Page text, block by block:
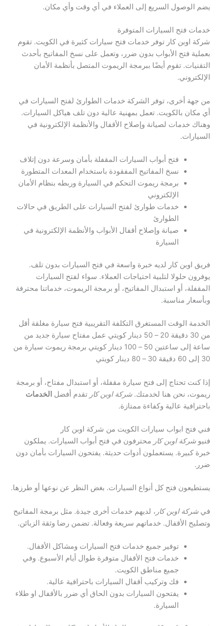
يضم الوصول السريع إلى العملاء في أي وقت وأي مكان.
خدمات فتح السيارات المتوفرة
شركة اوبن كار توفر خدمات فتح سيارات كثيرة في الكويت. تقوم
بعملية فتح الأبواب بدون ضرر، وتعمل على نسخ المفاتيح بأحدث
التقنيات. تقوم أيضًا ببرمجة الريموت المتصل بأنظمة الأمان
الإلكتروني.
من جهة أخرى، توفر الشركة خدمات الطوارئ لفتح السيارات في
أي مكان بالكويت. تعمل بمهنية عالية دون تلف هياكل السيارات.
وهناك خدمات لصيانة وإصلاح الأقفال والأنظمة الإلكترونية في
السيارات.
فتح أبواب السيارات المقفلة بأمان وسرعة دون إتلاف
نسخ المفاتيح المفقودة باستخدام المعدات المتطورة
برمجة ريموت التحكم في السيارة وربطه بنظام الأمان
الإلكتروني
خدمات طوارئ لفتح السيارات على الطريق في حالات
الطوارئ
صيانة وإصلاح أقفال الأبواب والأنظمة الإلكترونية في
السيارة
فريق اوبن كار لديه خبرة واسعة في فتح السيارات بدون تلف.
يوفرون حلولا لتلبية احتياجات العملاء. سواء لفتح السيارات
المقفلة، أو استبدال المفاتيح، أو برمجة الريموت، خدماتنا محترفة
وبأسعار مناسبة.
الخدمة الوقت المستغرق التكلفة التقريبية فتح سيارة مغلقة أقل
من 30 دقيقة 20 – 50 دينار كويتي عمل مفتاح سيارة جديد من
ساعة إلى ساعتين 50 – 100 دينار كويتي برمجة ريموت سيارة من
30 إلى 60 دقيقة 30 – 80 دينار كويتي
إذا كنت تحتاج إلى فتح سيارة مقفلة، أو استبدال مفتاح، أو برمجة
ريموت، نحن هنا لخدمتك. شركة اوبن كار تقدم أفضل الخدمات
باحترافية عالية وكفاءة ممتازة.
فني فتح ابواب سيارات الكويت من شركة اوبن كار
فنيو شركة اوبن كار محترفون في فتح أبواب السيارات. يملكون
خبرة كبيرة. يستعملون أدوات حديثة. يفتحون السيارات بأمان دون
ضرر.
يستطيعون فتح كل أنواع السيارات. بغض النظر عن نوعها أو طرزها.
في شركة اوبن كار ، لديهم خدمات أخرى جيدة. مثل برمجة المفاتيح
وتصليح الأقفال. خدماتهم سريعة وفعالة. تضمن رضا وثقة الزبائن.
توفير جميع خدمات فتح السيارات ومشاكل الأقفال.
خدمات فتح الأقفال متوفرة طوال أيام الأسبوع. وفي
جميع مناطق الكويت.
فك وتركيب أقفال السيارات باحترافية عالية.
يفتحون السيارات بدون الحاق أي ضرر بالأقفال او طلاء
السيارة.